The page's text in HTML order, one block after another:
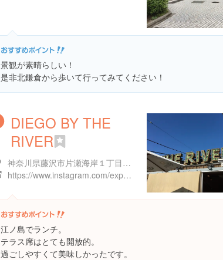
景観が素晴らしい！
是非北鎌倉から歩いて行ってみてください！
DIEGO BY THE
RIVER
神奈川県藤沢市片瀬海岸１丁目１３ １３-８ 2F
https://www.instagram.com/explore/locations/158350
江ノ島でランチ。
テラス席はとても開放的。
過ごしやすくて美味しかったです。